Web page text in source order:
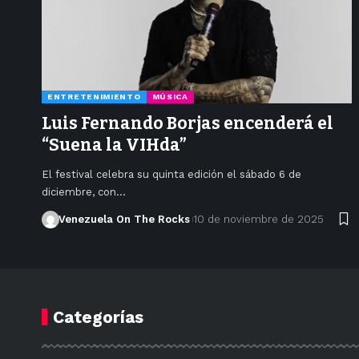
ENTRETENIMIENTO MÚSICA
Luis Fernando Borjas encenderá el
“Suena la VIHda”
El festival celebra su quinta edición el sábado 6 de
diciembre, con…
Venezuela On The Rocks 10 de noviembre de 2025
Categorías